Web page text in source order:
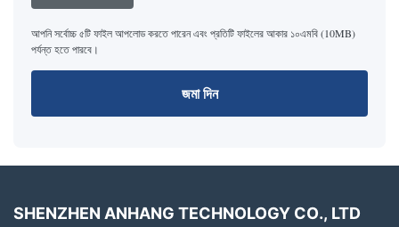
আপনি সর্বোচ্চ ৫টি ফাইল আপলোড করতে পারেন এবং প্রতিটি ফাইলের আকার ১০এমবি (10MB)
পর্যন্ত হতে পারবে।
জমা দিন
SHENZHEN ANHANG TECHNOLOGY CO., LTD